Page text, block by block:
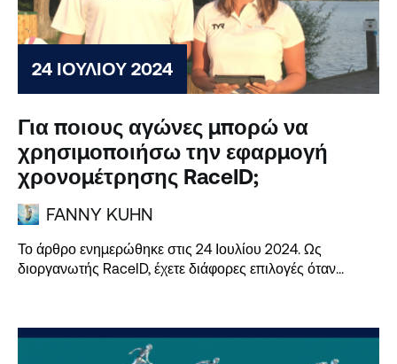
24 ΙΟΥΛΊΟΥ 2024
Για ποιους αγώνες μπορώ να
χρησιμοποιήσω την εφαρμογή
χρονομέτρησης RaceID;
FANNY KUHN
Το άρθρο ενημερώθηκε στις 24 Ιουλίου 2024. Ως
διοργανωτής RaceID, έχετε διάφορες επιλογές όταν...